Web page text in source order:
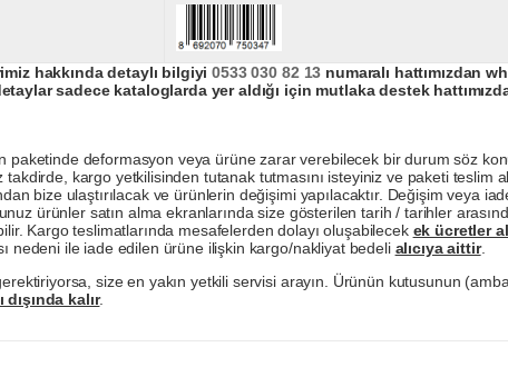
hakkında detaylı bilgiyi0533 030 82 13 numaralı hattımızdan
sadece kataloglarda yer aldığı için mutlaka destek
paketinde deformasyon veya ürüne zarar verebilecek bir durum söz
kargo yetkilisinden tutanak tutmasını isteyiniz ve paketi teslim
bize ulaştırılacak ve ürünlerin değişimi yapılacaktır. Değişim veya
ürünler satın alma ekranlarında size gösterilen tarih / tarihler
Kargo teslimatlarında mesafelerden dolayı oluşabilecek ek ücretler
nedeni ile iade edilen ürüne ilişkin kargo/nakliyat bedeli alıcıya aittir.
size en yakın yetkili servisi arayın. Ürünün kutusunun
kalır.